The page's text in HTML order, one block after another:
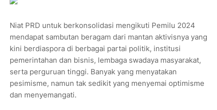
Niat PRD untuk berkonsolidasi mengikuti Pemilu 2024
mendapat sambutan beragam dari mantan aktivisnya yang
kini berdiaspora di berbagai partai politik, institusi
pemerintahan dan bisnis, lembaga swadaya masyarakat,
serta perguruan tinggi. Banyak yang menyatakan
pesimisme, namun tak sedikit yang menyemai optimisme
dan menyemangati.